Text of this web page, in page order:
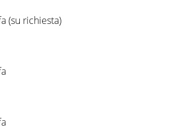
(su richiesta)